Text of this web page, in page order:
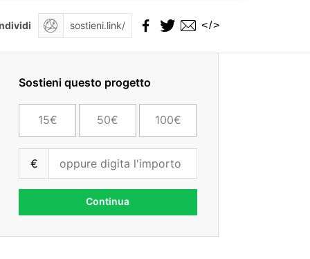
</>
Sostieni questo progetto
15€ 50€ 100€
€
Continua